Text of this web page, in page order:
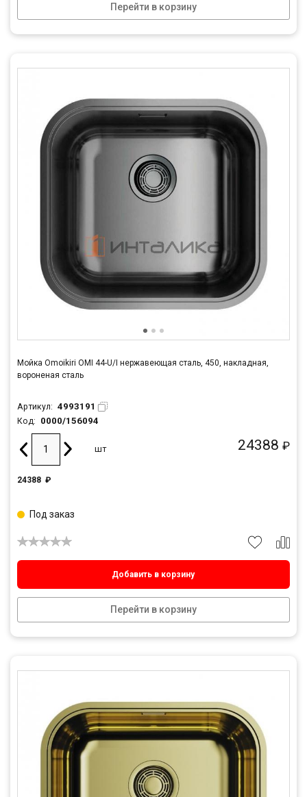
Перейти в корзину
Мойка Omoikiri OMI 44-U/I нержавеющая сталь, 450, накладная,
вороненая сталь
Артикул: 4993191
Код: 0000/156094
24388 ₽
шт
24388 ₽
Добавить в корзину
Перейти в корзину
Под заказ